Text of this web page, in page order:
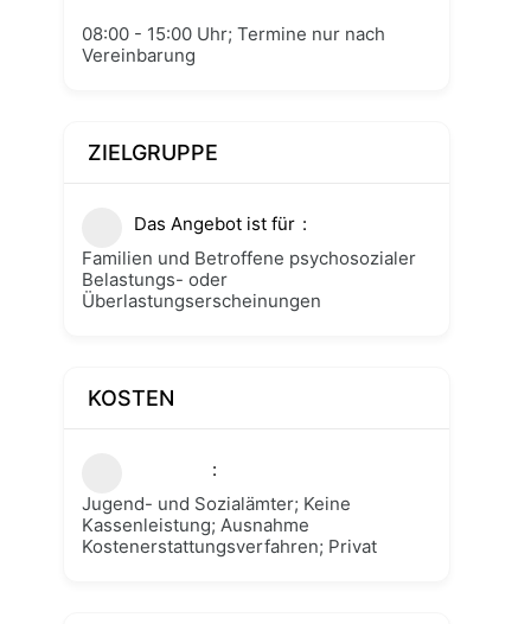
08:00 - 15:00 Uhr; Termine nur nach
Vereinbarung
ZIELGRUPPE
Das Angebot ist für
Familien und Betroffene psychosozialer
Belastungs- oder
Überlastungserscheinungen
KOSTEN
Jugend- und Sozialämter; Keine
Kassenleistung; Ausnahme
Kostenerstattungsverfahren; Privat